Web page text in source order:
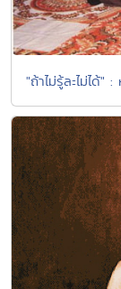
"ถ้าไม่รู้ละไม่ได้"